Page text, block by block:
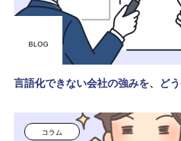
BLOG
言語化できない会社の強みを、ど
コラム